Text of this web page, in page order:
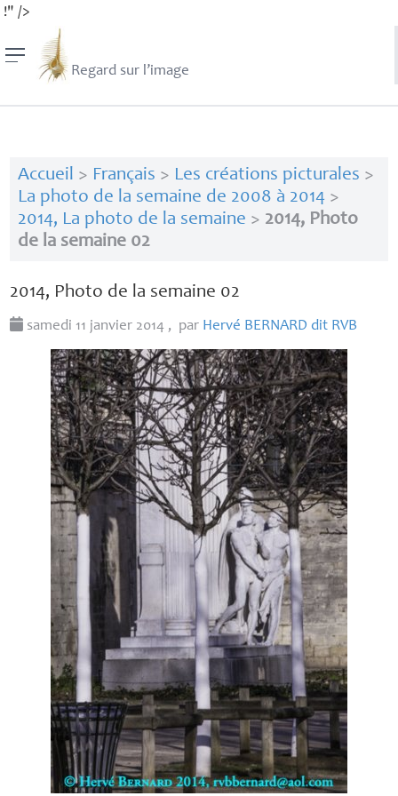
!" />
Regard sur l’image
Accueil > Français > Les créations picturales >
La photo de la semaine de 2008 à 2014>
2014, La photo de la semaine > 2014, Photo
de la semaine 02
2014, Photo de la semaine 02
samedi 11 janvier 2014 , par Hervé BERNARD dit RVB